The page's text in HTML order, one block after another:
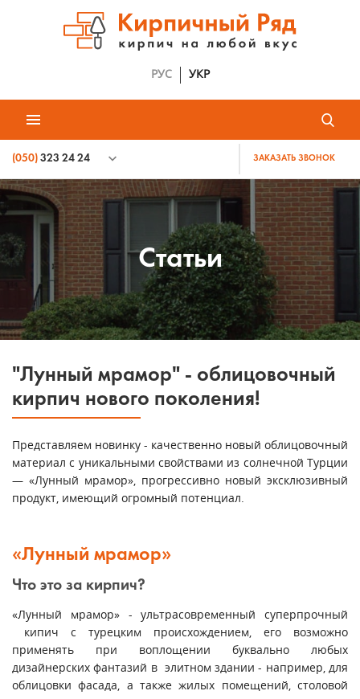
РУС УКР
(050) 323 24 24 ЗАКАЗАТЬ ЗВОНОК
Статьи
"Лунный мрамор" - облицовочный
кирпич нового поколения!
Представляем новинку - качественно новый облицовочный
материал с уникальными свойствами из солнечной Турции
— «Лунный мрамор», прогрессивно новый эксклюзивный
продукт, имеющий огромный потенциал.
«Лунный мрамор»
Что это за кирпич?
«Лунный мрамор» - ультрасовременный суперпрочный
кипич с турецким происхождением, его возможно
применять при воплощении буквально любых
дизайнерских фантазий в элитном здании - например, для
облицовки фасада, а также жилых помещений, столовой